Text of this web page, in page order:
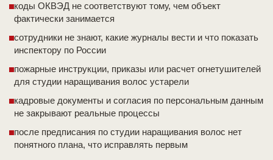
коды ОКВЭД не соответствуют тому, чем объект
фактически занимается
сотрудники не знают, какие журналы вести и что показать
инспектору по России
пожарные инструкции, приказы или расчет огнетушителей
для студии наращивания волос устарели
кадровые документы и согласия по персональным данным
не закрывают реальные процессы
после предписания по студии наращивания волос нет
понятного плана, что исправлять первым